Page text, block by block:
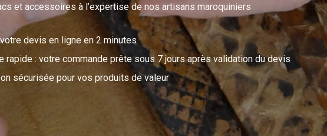
et accessoires à l’expertise de nos artisans maroquiniers
devis en ligne en 2 minutes
rapide : votre commande prête sous 7 jours après validation du devis
sécurisée pour vos produits de valeur